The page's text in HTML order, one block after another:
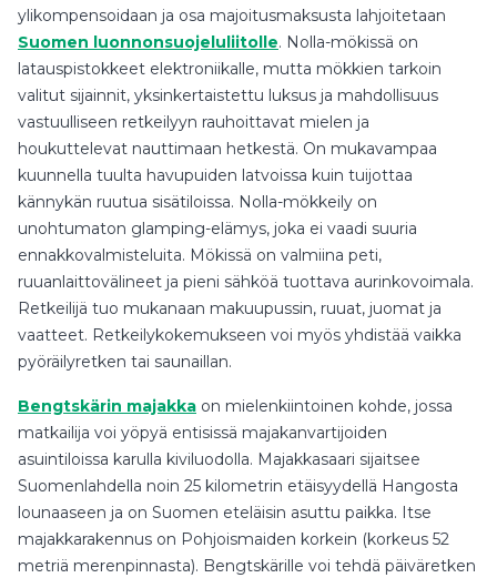
ylikompensoidaan ja osa majoitusmaksusta lahjoitetaan
Suomen luonnonsuojeluliitolle. Nolla-mökissä on
latauspistokkeet elektroniikalle, mutta mökkien tarkoin
valitut sijainnit, yksinkertaistettu luksus ja mahdollisuus
vastuulliseen retkeilyyn rauhoittavat mielen ja
houkuttelevat nauttimaan hetkestä. On mukavampaa
kuunnella tuulta havupuiden latvoissa kuin tuijottaa
kännykän ruutua sisätiloissa. Nolla-mökkeily on
unohtumaton glamping-elämys, joka ei vaadi suuria
ennakkovalmisteluita. Mökissä on valmiina peti,
ruuanlaittovälineet ja pieni sähköä tuottava aurinkovoimala.
Retkeilijä tuo mukanaan makuupussin, ruuat, juomat ja
vaatteet. Retkeilykokemukseen voi myös yhdistää vaikka
pyöräilyretken tai saunaillan.
Bengtskärin majakka on mielenkiintoinen kohde, jossa
matkailija voi yöpyä entisissä majakanvartijoiden
asuintiloissa karulla kiviluodolla. Majakkasaari sijaitsee
Suomenlahdella noin 25 kilometrin etäisyydellä Hangosta
lounaaseen ja on Suomen eteläisin asuttu paikka. Itse
majakkarakennus on Pohjoismaiden korkein (korkeus 52
metriä merenpinnasta). Bengtskärille voi tehdä päiväretken